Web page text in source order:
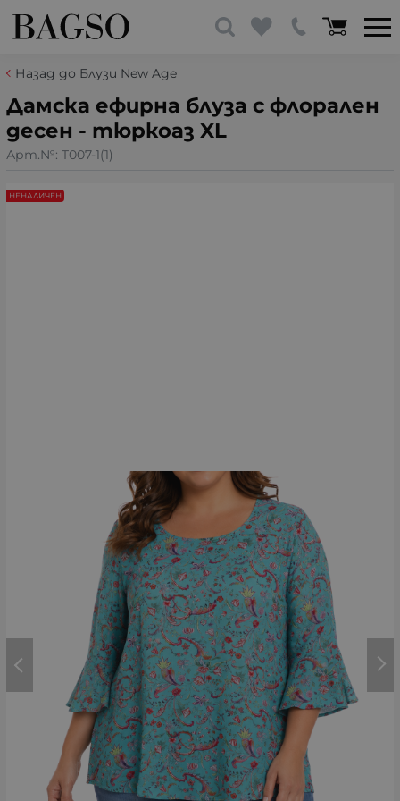
Назад до Блузи New Age
Дамска ефирна блуза с флорален
десен - тюркоаз XL
Арт.№: T007-1(1)
НЕНАЛИЧЕН